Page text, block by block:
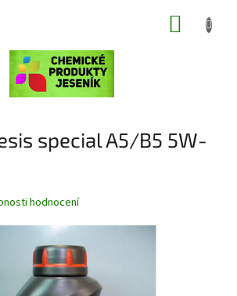
special A5/B5 5W-
hodnocení